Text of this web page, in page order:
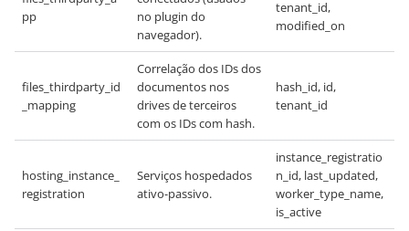
pp
no plugin do
navegador).
tenant_id,
modified_on
files_thirdparty_id
_mapping
Correlação dos IDs dos
documentos nos
drives de terceiros
com os IDs com hash.
hash_id, id,
tenant_id
hosting_instance_
registration
Serviços hospedados
ativo-passivo.
instance_registratio
n_id, last_updated,
worker_type_name,
is_active